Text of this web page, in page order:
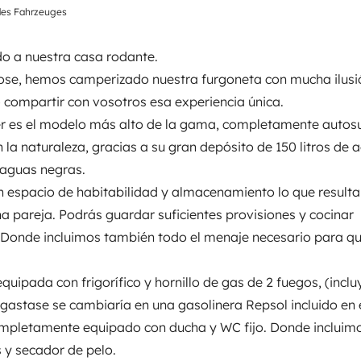
Fahrzeuges
a nuestra casa rodante.
hemos camperizado nuestra furgoneta con mucha
con vosotros esa experiencia única.
es el modelo más alto de la gama, completamente
la naturaleza, gracias a su gran depósito de 150 litros de
negras.
espacio de habitabilidad y almacenamiento lo que
pareja. Podrás guardar suficientes provisiones y cocinar
incluimos también todo el menaje necesario para
con frigorífico y hornillo de gas de 2 fuegos,
se cambiaría en una gasolinera Repsol incluido en
equipado con ducha y WC fijo. Donde
secador de pelo.
esta equipada con frigorífico y
equipado con
y secador de pelo.Dispone
fija o convertible en el
Incluimos sábanas.También
solo en
de todas las comodidades
comodamente gracias a su
Schlafplatz 2
Esstisch
105x180 cm
WC
Kaffeemaschine
Geschwindigkeitsregelung